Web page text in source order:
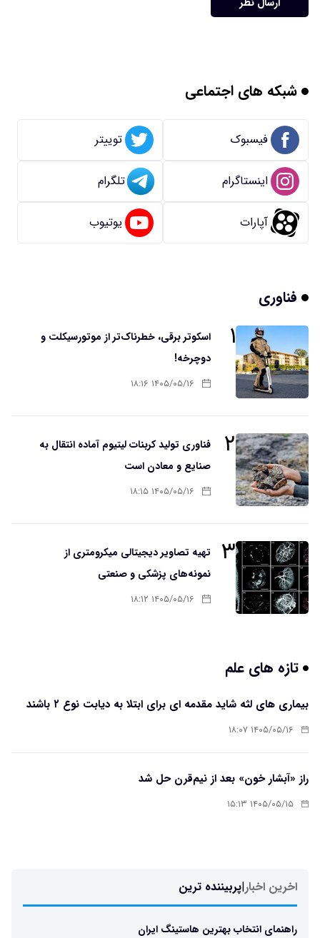
شبکه های اجتماعی
فیسبوک توییتر
اینستاگرام تلگرام
آپارات یوتیوب
فناوری
۱
اسکوتر برقی، خطرناک‌تر از موتورسیکلت و
دوچرخه!
۱۴۰۵/۰۵/۱۶ ۱۸:۱۶
۲
فناوری تولید کربنات لیتیوم آماده انتقال به
صنایع و معادن است
۱۴۰۵/۰۵/۱۶ ۱۸:۱۵
۳
تهیه تصاویر دیجیتالی میکرومتری از
نمونه‌های پزشکی و صنعتی
۱۴۰۵/۰۵/۱۶ ۱۸:۱۲
تازه های علم
بیماری های لثه شاید مقدمه ای برای ابتلا به دیابت نوع ۲ باشند
۱۴۰۵/۰۵/۱۶ ۱۸:۰۷
راز «آبشار خون» بعد از نیم‌قرن حل شد
۱۴۰۵/۰۵/۱۵ ۱۵:۱۳
اخرین اخبار|پربیننده ترین
راهنمای انتخاب بهترین هاستینگ ایران